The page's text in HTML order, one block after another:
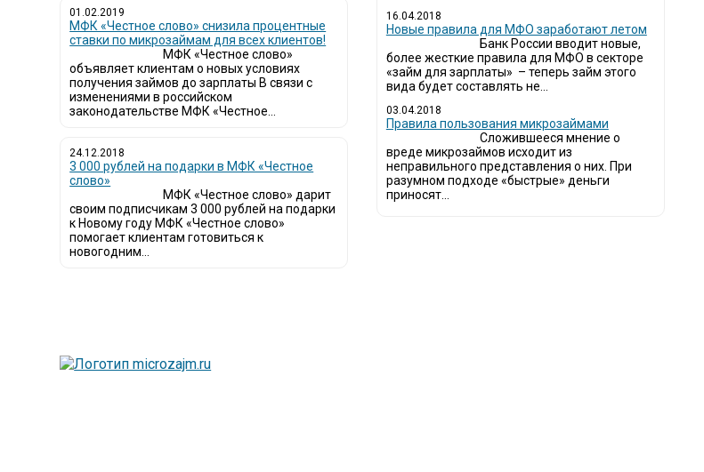
01.02.2019
МФК «Честное слово» снизила процентные
ставки по микрозаймам для всех клиентов!
МФК «Честное слово»
объявляет клиентам о новых условиях
получения займов до зарплаты В связи с
изменениями в российском
законодательстве МФК «Честное...
24.12.2018
3 000 рублей на подарки в МФК «Честное
слово»
МФК «Честное слово» дарит
своим подписчикам 3 000 рублей на подарки
к Новому году МФК «Честное слово»
помогает клиентам готовиться к
новогодним...
16.04.2018
Новые правила для МФО заработают летом
Банк России вводит новые,
более жесткие правила для МФО в секторе
«займ для зарплаты» – теперь займ этого
вида будет составлять не...
03.04.2018
​Правила пользования микрозаймами
Сложившееся мнение о
вреде микрозаймов исходит из
неправильного представления о них. При
разумном подходе «быстрые» деньги
приносят...